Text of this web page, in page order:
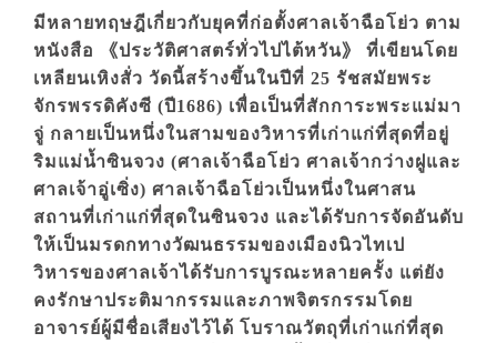
มีหลายทฤษฎีเกี่ยวกับยุคที่ก่อตั้งศาลเจ้าฉือโย่ว ตาม
หนังสือ 《ประวัติศาสตร์ทั่วไปไต้หวัน》 ที่เขียนโดย
เหลียนเหิงสั่ว วัดนี้สร้างขึ้นในปีที่ 25 รัชสมัยพระ
จักรพรรดิคังซี (ปี1686) เพื่อเป็นที่สักการะพระแม่มา
จู่ กลายเป็นหนึ่งในสามของวิหารที่เก่าแก่ที่สุดที่อยู่
ริมแม่น้ำซินจวง (ศาลเจ้าฉือโย่ว ศาลเจ้ากว่างฝูและ
ศาลเจ้าอู่เซิ่ง) ศาลเจ้าฉือโย่วเป็นหนึ่งในศาสน
สถานที่เก่าแก่ที่สุดในซินจวง และได้รับการจัดอันดับ
ให้เป็นมรดกทางวัฒนธรรมของเมืองนิวไทเป
วิหารของศาลเจ้าได้รับการบูรณะหลายครั้ง แต่ยัง
คงรักษาประติมากรรมและภาพจิตรกรรมโดย
อาจารย์ผู้มีชื่อเสียงไว้ได้ โบราณวัตถุที่เก่าแก่ที่สุด